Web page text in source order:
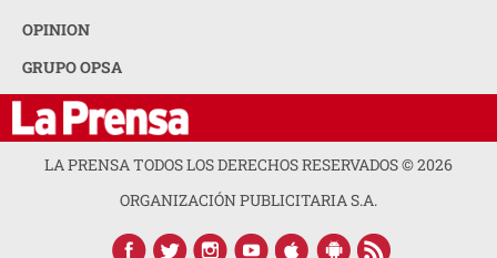
OPINION
GRUPO OPSA
LA PRENSA TODOS LOS DERECHOS RESERVADOS ©2026
ORGANIZACIÓN PUBLICITARIA S.A.